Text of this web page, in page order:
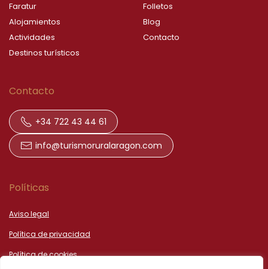
Faratur
Alojamientos
Actividades
Destinos turísticos
Folletos
Blog
Contacto
Contacto
+34 722 43 44 61
info@turismoruralaragon.com
Políticas
Aviso legal
Política de privacidad
Política de cookies